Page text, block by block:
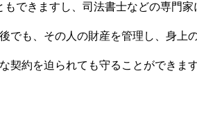
できますし、司法書士などの専門
でも、その人の財産を管理し、身
契約を迫られても守ることができま